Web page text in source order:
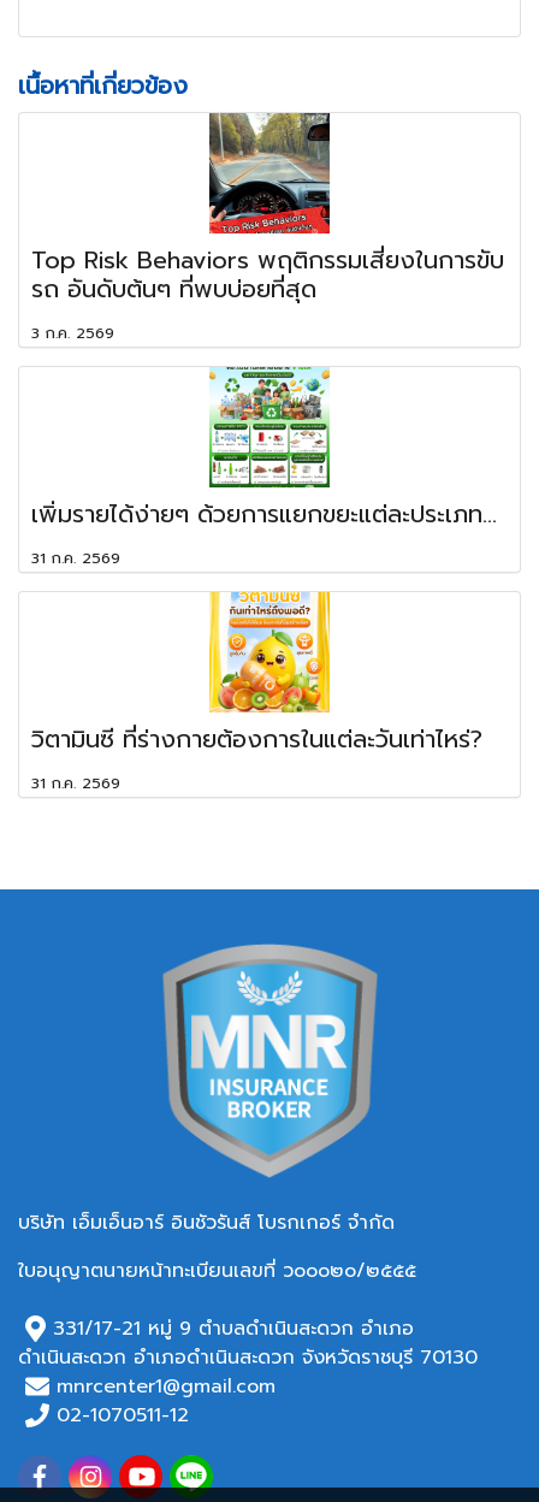
เนื้อหาที่เกี่ยวข้อง
Top Risk Behaviors พฤติกรรมเสี่ยงในการขับ
รถ อันดับต้นๆ ที่พบบ่อยที่สุด
3 ก.ค. 2569
เพิ่มรายได้ง่ายๆ ด้วยการแยกขยะแต่ละประเภท...
31 ก.ค. 2569
วิตามินซี ที่ร่างกายต้องการในแต่ละวันเท่าไหร่?
31 ก.ค. 2569
บริษัท เอ็มเอ็นอาร์ อินชัวรันส์ โบรกเกอร์ จำกัด
ใบอนุญาตนายหน้าทะเบียนเลขที่ ว๐๐๐๒๐/๒๕๕๕
331/17-21 หมู่ 9 ตำบลดำเนินสะดวก อำเภอ
ดำเนินสะดวก อำเภอดำเนินสะดวก จังหวัดราชบุรี 70130
mnrcenter1@gmail.com
02-1070511-12